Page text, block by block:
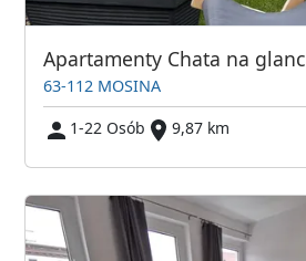
Apartamenty Chata na glanc
63-112 MOSINA
1-22 Osób
9,87 km